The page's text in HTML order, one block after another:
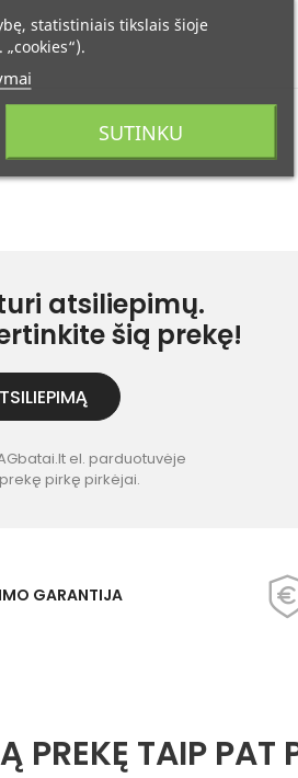
atsiliepimų.
šią prekę!
el. parduotuvėje
pirkę pirkėjai.
GARANTIJA
PREKĘ TAIP PAT
statistiniais tikslais šioje
SUTINKU